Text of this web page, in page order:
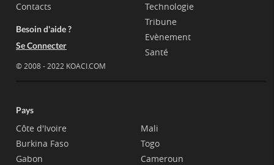
Contacts
Besoin d'aide ?
Se Connecter
© 2008 - 2022 KOACI.COM
Technologie
Tribune
Evènement
Santé
Pays
Côte d'Ivoire
Burkina Faso
Gabon
Mali
Togo
Cameroun